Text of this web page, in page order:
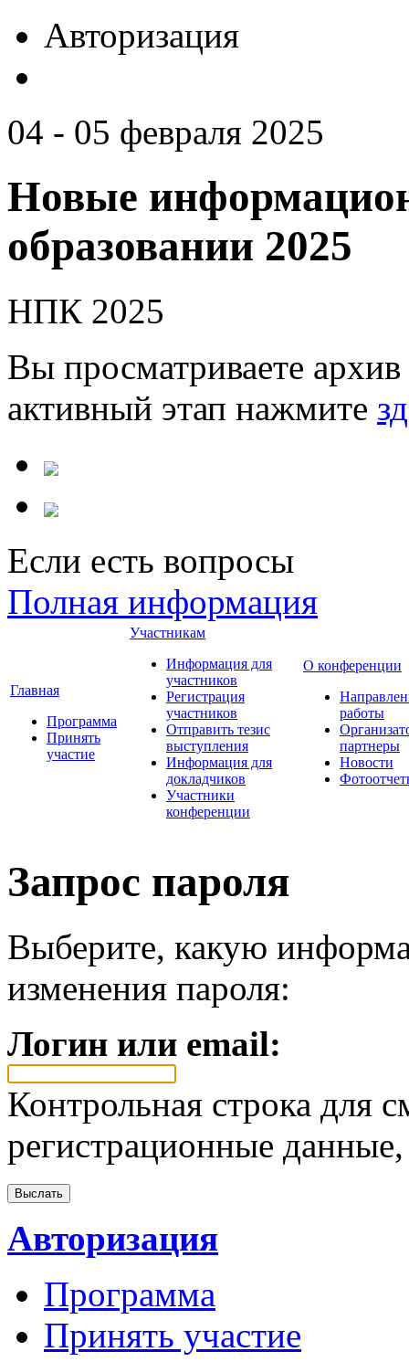
Авторизация
04 - 05 февраля 2025
Новые
образовании 2025
НПК 2025
Вы просматриваете
активный этап нажмите
Если есть вопросы
Полная информация
Главная
Программа
Принять
участие
Участникам
Информация для
участников
Регистрация
участников
Отправить тезис
выступления
Информация для
докладчиков
Участники
конференции
О конференции
работы
партнеры
Новости
Запрос пароля
Выберите, какую
изменения пароля:
Логин или email:
Контрольная строка для
регистрационные
Авторизация
Программа
Принять участие